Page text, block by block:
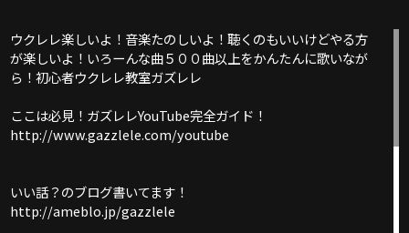
ウクレレ楽しいよ！音楽たのしいよ！聴くのもいいけどやる方
が楽しいよ！いろーんな曲５００曲以上をかんたんに歌いなが
ら！初心者ウクレレ教室ガズレレ
ここは必見！ガズレレYouTube完全ガイド！
http://www.gazzlele.com/youtube
いい話？のブログ書いてます！
http://ameblo.jp/gazzlele